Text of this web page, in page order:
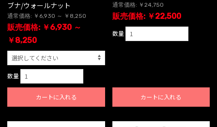
ブナ/ウォールナット
通常価格: ￥6,930 ～ ￥8,250
販売価格: ￥6,930 ～
￥8,250
数量
カートに入れる
通常価格: ￥24,750
販売価格: ￥22,500
数量
カートに入れる